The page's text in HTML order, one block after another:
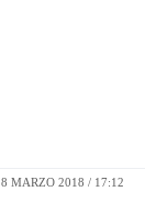
8 MARZO 2018 / 17:12